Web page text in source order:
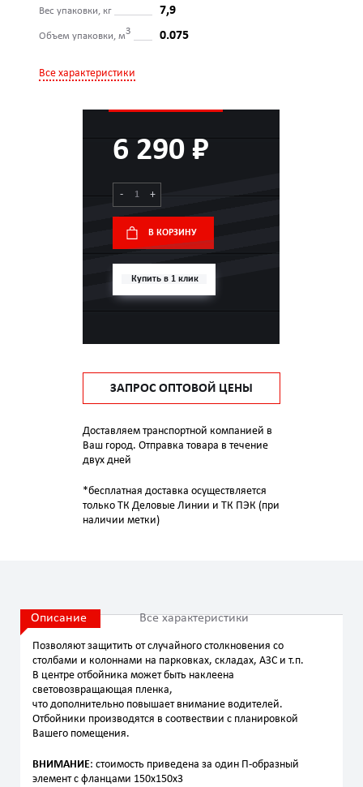
Вес упаковки, кг 7,9
Объем упаковки, м3 0.075
Все характеристики
6 290 ₽
- +
В КОРЗИНУ
Купить в 1 клик
ЗАПРОС ОПТОВОЙ ЦЕНЫ
Доставляем транспортной компанией в
Ваш город. Отправка товара в течение
двух дней
*бесплатная доставка осуществляется
только ТК Деловые Линии и ТК ПЭК (при
наличии метки)
Описание Все характеристики
Позволяют защитить от случайного столкновения со
столбами и колоннами на парковках, складах, АЗС и т.п.
В центре отбойника может быть наклеена
световозвращающая пленка,
что дополнительно повышает внимание водителей.
Отбойники производятся в соотвествии с планировкой
Вашего помещения.
ВНИМАНИЕ: стоимость приведена за один П-образный
элемент с фланцами 150х150х3